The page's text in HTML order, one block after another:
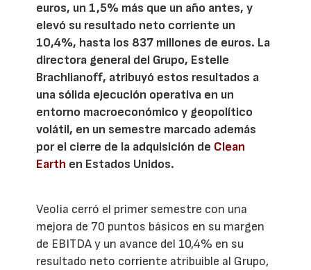
euros, un 1,5% más que un año antes, y
elevó su resultado neto corriente un
10,4%, hasta los 837 millones de euros. La
directora general del Grupo, Estelle
Brachlianoff, atribuyó estos resultados a
una sólida ejecución operativa en un
entorno macroeconómico y geopolítico
volátil, en un semestre marcado además
por el cierre de la adquisición de Clean
Earth en Estados Unidos.
Veolia cerró el primer semestre con una
mejora de 70 puntos básicos en su margen
de EBITDA y un avance del 10,4% en su
resultado neto corriente atribuible al Grupo,